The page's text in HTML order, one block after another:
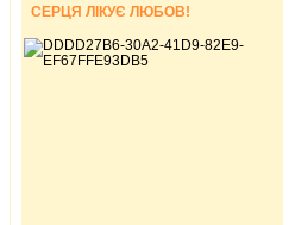
СЕРЦЯ ЛІКУЄ ЛЮБОВ!